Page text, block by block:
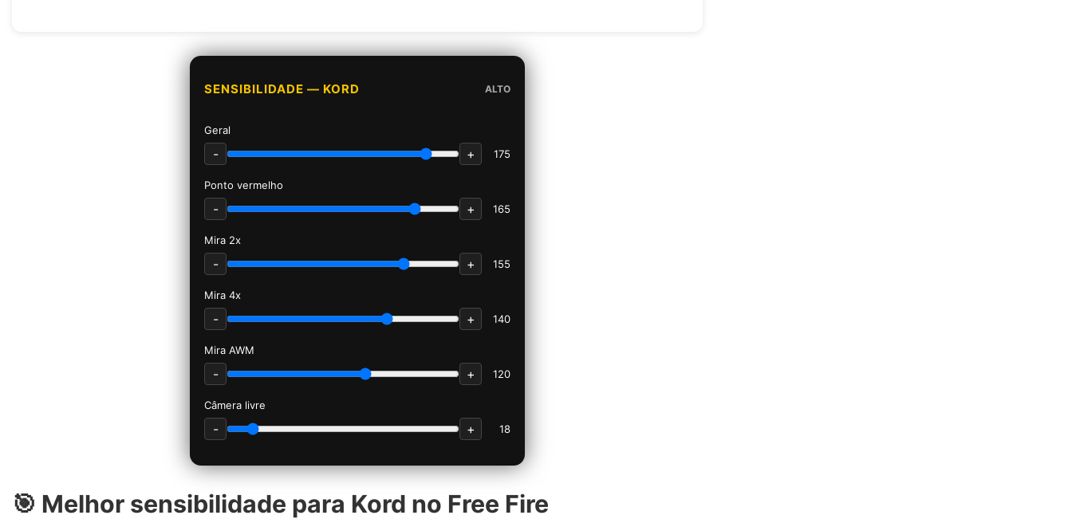
SENSIBILIDADE — KORD ALTO
Geral
- + 175
Ponto vermelho
- + 165
Mira 2x
- + 155
Mira 4x
- + 140
Mira AWM
- + 120
Câmera livre
- + 18
🎯 Melhor sensibilidade para Kord no Free Fire